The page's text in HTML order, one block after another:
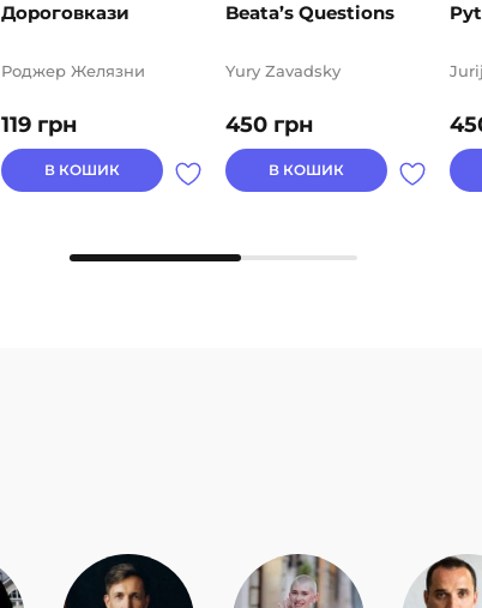
Дороговкази
119 грн
Роджер Желязни
В КОШИК
Beata’s Questions
450 грн
Yury Zavadsky
В КОШИК